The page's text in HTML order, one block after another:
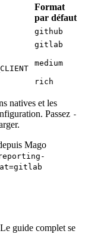
Format
par défaut
github
gitlab
medium
rich
natives et les
Passez -
Mago
guide complet se